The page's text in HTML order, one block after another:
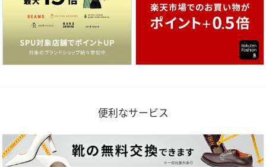
便利なサービス